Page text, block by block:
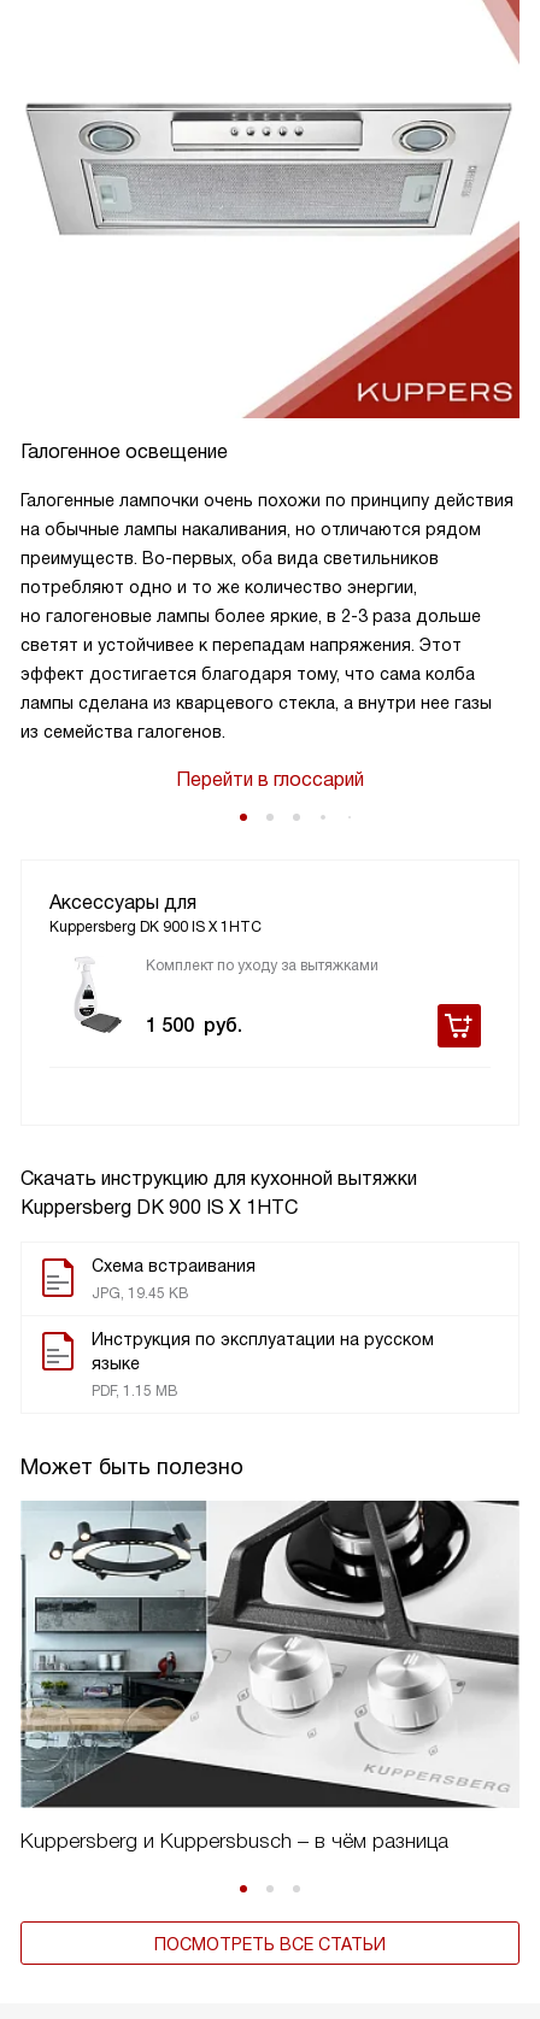
Скачать инструкцию для кухонной вытяжки
Kuppersberg DK 900 IS Х 1HTC
Схема встраивания
JPG, 19.45 KB
Инструкция по эксплуатации на русском
языке
PDF, 1.15 MB
Может быть полезно
Kuppersberg и Kuppersbusch – в чём разница
ПОСМОТРЕТЬ ВСЕ СТАТЬИ
Галогенное освещение
Галогенные лампочки очень похожи по принципу действия
на обычные лампы накаливания, но отличаются рядом
преимуществ. Во-первых, оба вида светильников
потребляют одно и то же количество энергии,
но галогеновые лампы более яркие, в 2-3 раза дольше
светят и устойчивее к перепадам напряжения. Этот
эффект достигается благодаря тому, что сама колба
лампы сделана из кварцевого стекла, а внутри нее газы
из семейства галогенов.
Перейти в глоссарий
Аксессуары для
Kuppersberg DK 900 IS Х 1HTC
Комплект по уходу за вытяжками
1 500 руб.